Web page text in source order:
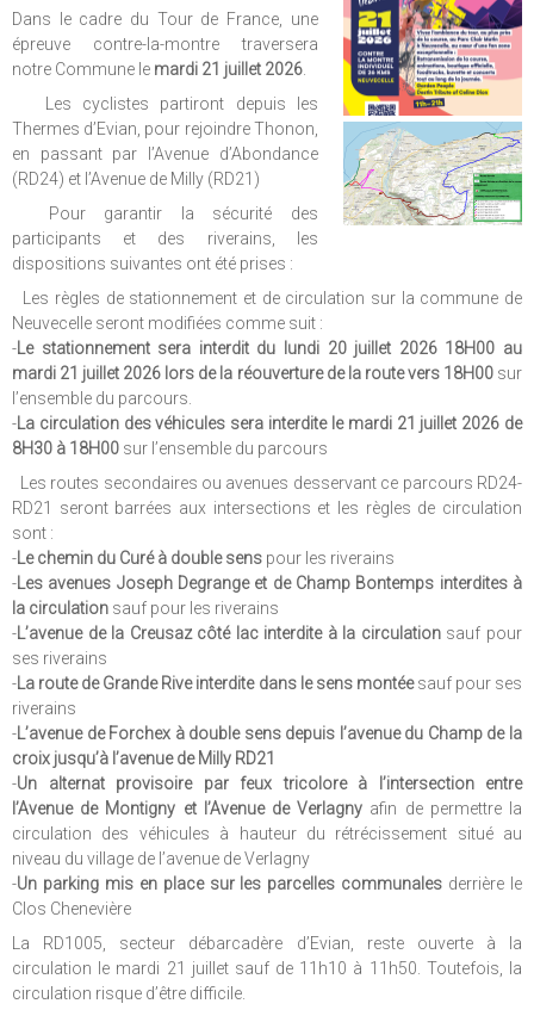
Dans le cadre du Tour de France, une
épreuve contre-la-montre traversera
notre Commune le mardi 21 juillet 2026
Les cyclistes partiront depuis les
Thermes d’Evian, pour rejoindre Thonon,
en passant par l’Avenue d’Abondance
(RD24) et l’Avenue de Milly (RD21)
Pour garantir la sécurité des
participants et des riverains, les
dispositions suivantes ont été prises :
Les règles de stationnement et de circulation sur la commune de
Neuvecelle seront modifiées comme suit :
-Le stationnement sera interdit du lundi 20 juillet 2026 18H00 au
mardi 21 juillet 2026 lors de la réouverture de la route vers 18H00sur
l’ensemble du parcours.
-La circulation des véhicules sera interdite le mardi 21 juillet 2026 de
8H30 à 18H00 sur l’ensemble du parcours
Les routes secondaires ou avenues desservant ce parcours RD24-
RD21 seront barrées aux intersections et les règles de circulation
sont :
-Le chemin du Curé à double sens pour les riverains
-Les avenues Joseph Degrange et de Champ Bontemps interdites à
la circulation sauf pour les riverains
-L’avenue de la Creusaz côté lac interdite à la circulationsauf pour
ses riverains
-La route de Grande Rive interdite dans le sens montéesauf pour ses
riverains
-L’avenue de Forchex à double sens depuis l’avenue du Champ de la
croix jusqu’à l’avenue de Milly RD21
-Un alternat provisoire par feux tricolore à l’intersection entre
l’Avenue de Montigny et l’Avenue de Verlagny afin de permettre la
circulation des véhicules à hauteur du rétrécissement situé au
niveau du village de l’avenue de Verlagny
-Un parking mis en place sur les parcelles communales derrière le
Clos Chenevière
La RD1005, secteur débarcadère d’Evian, reste ouverte à la
circulation le mardi 21 juillet sauf de 11h10 à 11h50. Toutefois, la
circulation risque d’être difficile.